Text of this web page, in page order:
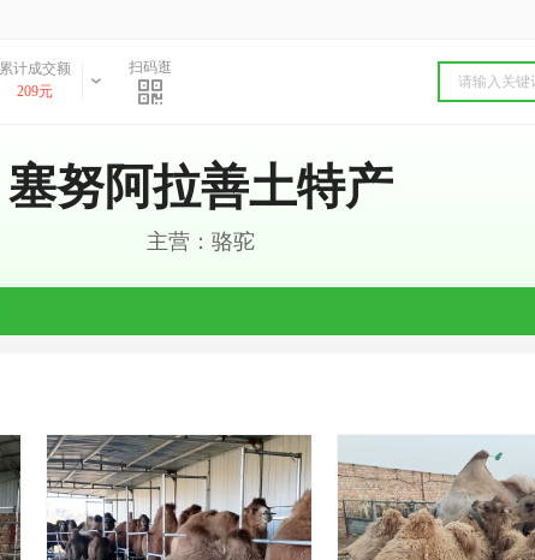
累计成交额
209元
扫码逛
塞努阿拉善土特产
主营：骆驼